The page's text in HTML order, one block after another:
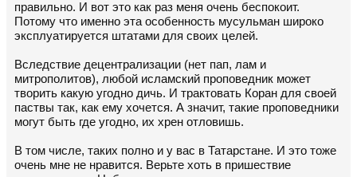
правильно. И вот это как раз меня очень беспокоит.
Потому что именно эта особенность мусульман широко
эксплуатируется штатами для своих целей.
Вследствие децентрализации (нет пап, лам и
митрополитов), любой исламский проповедник может
творить какую угодно дичь. И трактовать Коран для своей
паствы так, как ему хочется. А значит, такие проповедники
могут быть где угодно, их хрен отловишь.
В том числе, таких полно и у вас в Татарстане. И это тоже
очень мне не нравится. Верьте хоть в пришествие